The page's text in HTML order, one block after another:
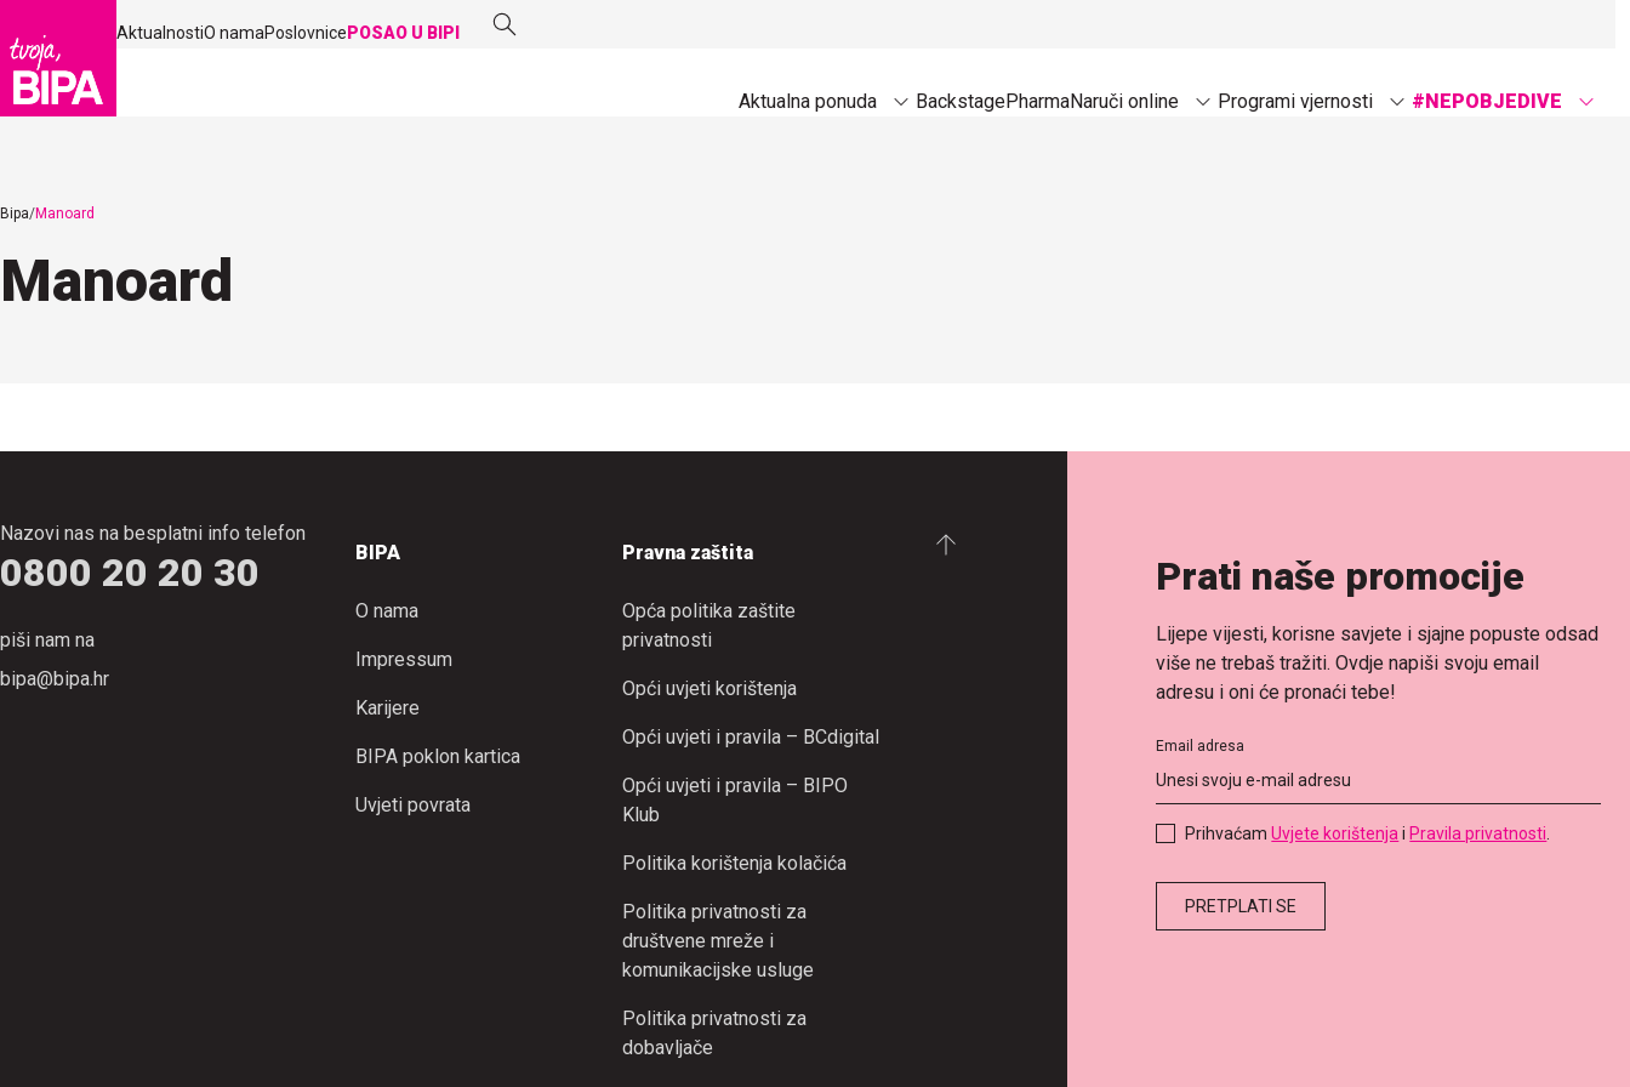
Aktualna ponuda BackstagePharmaNaruči online Programi vjernosti #NEPOBJEDIVE
AktualnostiO namaPoslovnice POSAO U BIPI
Bipa Manoard
Manoard
Nazovi nas na besplatni info telefon
0800 20 20 30
piši nam na
bipa@bipa.hr
BIPA
O nama
Impressum
Karijere
BIPA poklon kartica
Uvjeti povrata
Pravna zaštita
Opća politika zaštite
privatnosti
Opći uvjeti korištenja
Opći uvjeti i pravila – BCdigital
Opći uvjeti i pravila – BIPO
Klub
Politika korištenja kolačića
Politika privatnosti za
društvene mreže i
komunikacijske usluge
Politika privatnosti za
dobavljače
Prati naše promocije
Lijepe vijesti, korisne savjete i sjajne popuste odsad
više ne trebaš tražiti. Ovdje napiši svoju email
adresu i oni će pronaći tebe!
Email adresa
PrihvaćamUvjete korištenja iPravila privatnosti